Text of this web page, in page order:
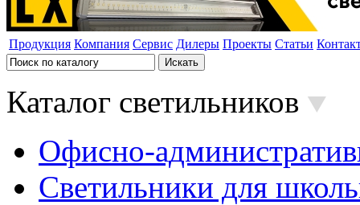
Продукция Компания Сервис Дилеры Проекты Статьи
Каталог светильников
Офисно-
Светильники для